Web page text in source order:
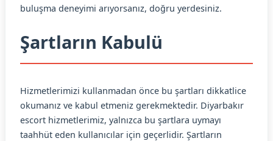
buluşma deneyimi arıyorsanız, doğru yerdesiniz.
Şartların Kabulü
Hizmetlerimizi kullanmadan önce bu şartları dikkatlice
okumanız ve kabul etmeniz gerekmektedir. Diyarbakır
escort hizmetlerimiz, yalnızca bu şartlara uymayı
taahhüt eden kullanıcılar için geçerlidir. Şartların